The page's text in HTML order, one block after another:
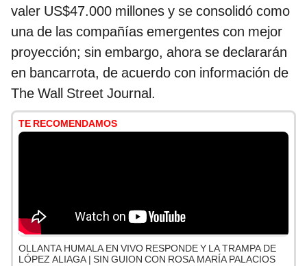
valer US$47.000 millones y se consolidó como
una de las compañías emergentes con mejor
proyección; sin embargo, ahora se declararán
en bancarrota, de acuerdo con información de
The Wall Street Journal.
TE RECOMENDAMOS
OLLANTA HUMALA EN VIVO RESPONDE Y LA TRAMPA DE
LÓPEZ ALIAGA | SIN GUION CON ROSA MARÍA PALACIOS